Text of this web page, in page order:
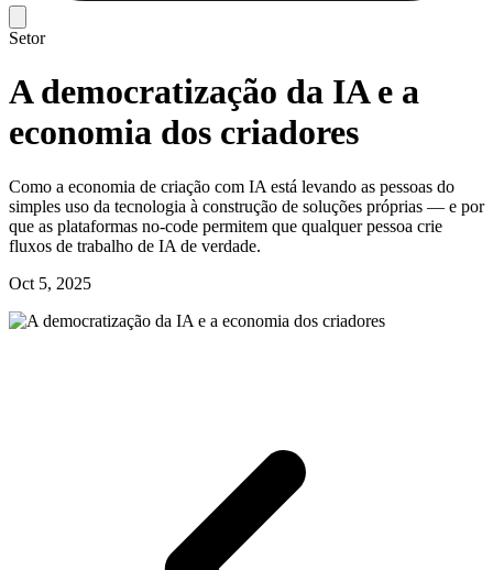
Setor
A democratização da IA e a
economia dos criadores
Como a economia de criação com IA está levando as pessoas do
simples uso da tecnologia à construção de soluções próprias — e por
que as plataformas no-code permitem que qualquer pessoa crie
fluxos de trabalho de IA de verdade.
Oct 5, 2025